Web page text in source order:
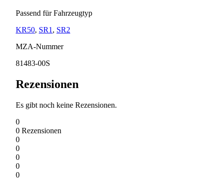
Passend für Fahrzeugtyp
KR50, SR1 , SR2
MZA-Nummer
81483-00S
Rezensionen
Es gibt noch keine Rezensionen.
0
0 Rezensionen
0
0
0
0
0